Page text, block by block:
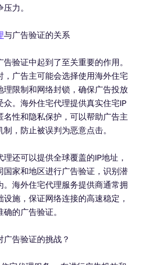
力。
与广告验证的关系
验证中起到了至关重要的作用。
，广告主可能会选择使用海外住宅
理限制和网络封锁，确保广告投放
众。海外住宅代理提供真实住宅IP
名性和隐私保护，可以帮助广告主
，防止被误判为恶意点击。
还可以提供全球覆盖的IP地址，
国家和地区进行广告验证，识别潜
。海外住宅代理服务提供商通常拥
施，保证网络连接的高速稳定，
的广告验证。
广告验证的挑战？